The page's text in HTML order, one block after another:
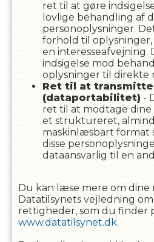
ret til at gøre
lovlige behandling af
personoplysninger.
forhold til
en interesseafvejning.
indsigelse mod
oplysninger til direkte
Ret til at
(dataportabilitet) -
ret til at modtage
et struktureret,
maskinlæsbart format
disse
dataansvarlig til en
Du kan læse mere om dine
Datatilsynets vejledning
rettigheder, som du finder
www.datatilsynet.dk.